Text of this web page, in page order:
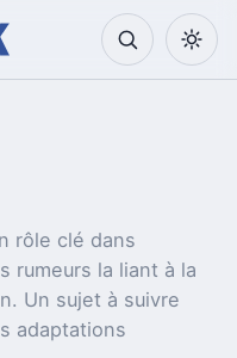
rôle clé dans
rumeurs la liant à la
Un sujet à suivre
adaptations